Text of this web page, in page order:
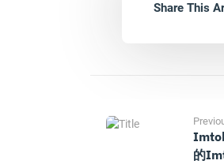
Share This
的